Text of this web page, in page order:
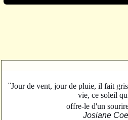
"Jour de vent, jour de pluie, il fait
vie, ce soleil
offre-le d'un
Josiane